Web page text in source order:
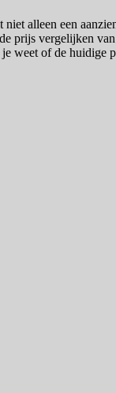
alleen een
prijs vergelijken
weet of de huidige